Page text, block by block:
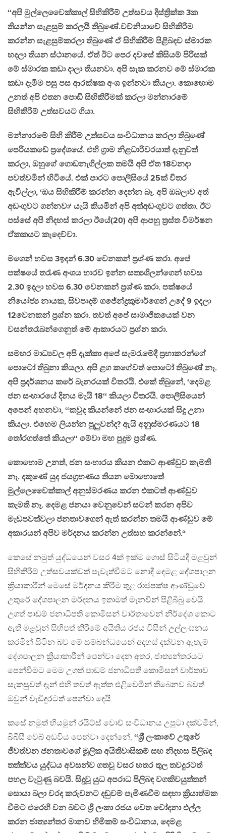
‘‘අපි මුල්ලෙවෛක්කාල් සිහිකිරීම් උත්සවය දිස්ත්‍රික්ක 3ක
තියන්න සැළසුම් කරලයි තිබුණේ.වව්නියාවේ සිහිකිරීම
කරන්න සැළසුම්කරලා තිබුණේ ඒ සිහිකිරීම් පිළිබදව ස්මාරක
හදලා තියන ස්ථානයේ. ඒත් ඊට පෙර දවසේ කිසියම් පිරිසක්
මේ ස්මාරක කඩා දාලා තියනවා. අපි සැක කරනව මේ ස්මාරක
කඩා දැමීම පසු පස ආරක්ෂක අංශ ඉන්නවා කියලා. කොහොම
උනත් අපි එතන පොඩි සිහිකිරීමක් කරලා මන්නාරමේ
සිහිකිරීම් උත්සවයට ගියා.
මන්නාරමේ සිහි කිරීම් උත්සවය සංවිධානය කරලා තිබුණේ
පෙරියකඩේ ප්‍රදේශයේ. එහි ග්‍රාම නිළධාරීවරයාත් දැනුවත්
කරලා, ඔහුගේ ගොඩනැගිල්ලක තමයි අපි ඒත 18වනදා
පවත්වමින් හිටියේ. එක් පාරට පොලීසියේ 25ක් විතර
ඇවිල්ලා, ‘ඔය සිහිකිරීම් කරන්න දෙන්න බෑ. අපි ඔබලාව අත්
අඩංගුවට ගන්නවා‘ යැයි කියමින් අපි අත්අඩංගුවට ගත්තා. ඊට
පස්සේ අපි නිදහස් කරලා ඊයේ(20) අපි ආපහු ත්‍රස්ත විමර්ෂන
ඒකකයට කැදෙව්වා.
මගෙන් හවස 3ඉදන් 6.30 වෙනකන් ප්‍රශ්ණ කරා. අපේ
පක්ෂයේ තරැණ අංශය භාරව ඉන්න සත්‍යශිලන්ගෙන් හවස
2.30 ඉදලා හවස 6.30 වෙනකන් ප්‍රශ්ණ කරා. පක්ෂයේ
නියෝජ්‍ය නායක, සිවපාදම් ගජේන්ද්‍රකුමාර්ගෙන් උදේ 9 ඉදලා
12වෙනකන් ප්‍රශ්න කරා. තවත් අපේ සාමාජිකයෙක් වන
වසන්තරෑබන්ගෙනුත් මේ ආකාරයට ප්‍රශ්න කරා.
සමහර මාධ්‍යවල අපි දැක්කා අපේ සැමරැමේදී ප්‍රභාකරන්ගේ
පොටෝ තිබුනා කියලා. අපි ළග කගේවත් පොටෝ තිබුණේ නෑ.
අපි ප්‍රදර්ශනය කරේ බැනරයක් විතරයි. එකේ තිබුනේ, ‘දෙමළ
ජන සංහාරයේ දිනය මැයි 18‘‘ කියලා විතරයි. පොලීසියෙන්
අපෙන් අහනවා, ‘‘කවුද කියන්නේ ජන සංහාරයක් සිදු උනා
කියලා. එහෙම ලියන්න පුලුවන්ද? ඇයි අනුස්මරණයට 18
තෝරගත්තේ කියලා‘‘ මේවා මහ පුදුම ප්‍රශ්ණ.
කොහොම උනත්, ජන සංහාරය කියන එකට ආණ්ඩුව කැමති
නෑ. දකුණේ යුද ජයග්‍රහණය තියන මොහොතේ
මුල්ලෙවෛක්කාල් අනුස්මරණය කරන එකටත් ආණ්ඩුව
කැමති නෑ. දෙමළ ජනයා වෙනුවෙන් සටන් කරන අපිව
මැඩපවත්වලා ජනතාවගෙන් ඇත් කරන්න තමයි ආණ්ඩුව මේ
අකාරයන් අපිව මර්දනය කරන්න උත්සහ කරන්නේ.“
කෙසේ නමුත් යුද්ධයෙන් වසර 4ක් ඉක්ම ගොස් සිටියදී මළවුන්
සිහිකිරීම් උත්සවයක්වත් පැවැත්වීමට නොදී දෙමළ දේශපාලන
ක්‍රියාකාරීන් මෙසේ මර්දනය කිරීම තුළ රාජපක්ෂ ආණ්ඩුවේ
උතුරේ දේශපාලන මර්දනය ඉතාමත් මැනවින් පිළිබිබු වෙයි.
උගත් පාඩම් ජනාධිපති කොමිසන් වාර්තාවෙන් නිර්දේශ කොට
ඇති මළවුන් සිහිපත් කිරීමේ අයිතිය රජය විසින් උල්ලංඝනය
කරමින් සිටින බව මේ සම්බන්ධයෙන් අදහස් දක්වන ඇතැම්
දේශපාලන ක්‍රියාකාරීන් පෙන්වා දෙන අතර, ජාත්‍යන්තරයට
පෙන්වීමට මෙම උගත් පාඩම් ජනාධිපති කොමිසන් වාර්තාව
සැකසුවත් දැන් එහි තවත් ඇත්ත එළිවෙමින් තිබෙනව බවත්
ඔවුන් වැඩිදුරටත් පෙන්වා දෙයි.
කසේ නමුත් හියමුන් රයිට්ස් වොච් සංවිධානය උපුටා දක්වමින්,
බිබීසී වෙබ් අඩවිය පෙන්වා දෙන්නේ, ‘‘ශ්‍රී ලංකාවේ උතුරේ
ජීවත්වන ජනතාවගේ මූලික අයිතිවාසිකම් සහ නිදහස පිලිබඳ
තත්ත්වය යුද්ධය අවසන්ව ගතවූ වසර හතර තුල තවදුරටත්
පහල වැටුණු බවයි. සිදුවූ යුධ අපරාධ පිලිබඳ වගකිවයුත්තන්
සොයා බලා වරද කරුවනට දඬුවම් පැමිණවීම සඳහා ක්‍රියාත්මක
වීමට එරෙහි වන බවට ශ්‍රී ලංකා රජය වෙත චෝදනා එල්ල
කරන ජාත්‍යන්තර මානව හිමිකම් සංවිධානය, දෙමළ